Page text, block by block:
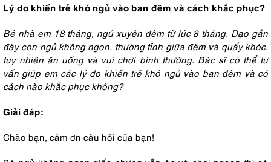
Lý do khiến trẻ khó ngủ vào ban đêm và cách khắc phục?
Bé nhà em 18 tháng, ngủ xuyên đêm từ lúc 8 tháng. Dạo gần
đây con ngủ không ngon, thường tỉnh giữa đêm và quấy khóc,
tuy nhiên ăn uống và vui chơi bình thường. Bác sĩ có thể tư
vấn giúp em các lý do khiến trẻ khó ngủ vào ban đêm và có
cách nào khắc phục không?
Giải đáp:
Chào bạn, cảm ơn câu hỏi của bạn!